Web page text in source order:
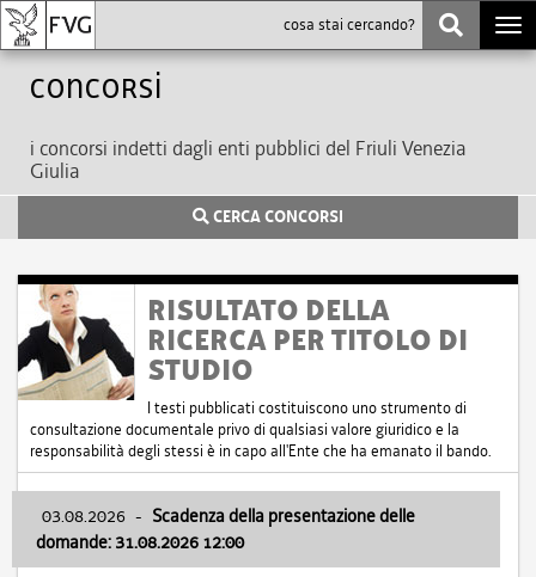
Concorsi
i concorsi indetti dagli enti pubblici del Friuli Venezia
Giulia
CERCA CONCORSI
RISULTATO DELLA
RICERCA PER TITOLO DI
STUDIO
I testi pubblicati costituiscono uno strumento di
consultazione documentale privo di qualsiasi valore giuridico e la
responsabilità degli stessi è in capo all'Ente che ha emanato il bando.
03.08.2026 - Scadenza della presentazione delle
domande: 31.08.2026 12:00